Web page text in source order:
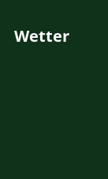
Wetter